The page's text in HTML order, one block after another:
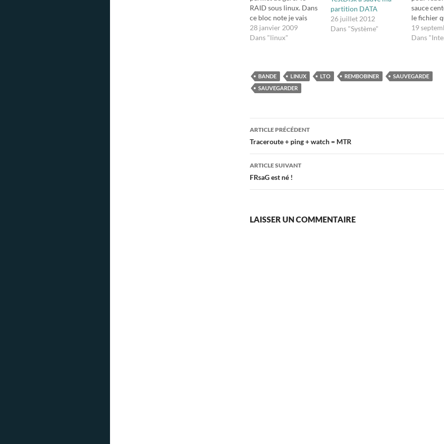
RAID sous linux. Dans
ce bloc note je vais
m'attarder sur l'aspect
monitoring. Pour le
la partition raid ainsi :
mdadm --detail
28 janvier 2009
Dans "linux"
partition DATA
26 juillet 2012
Dans "Système"
sauce
le fichier
contenir
nano
19
Dans
BANDE LINUX LTO REMBOBINER
SAUVEGARDE
SAUVEGARDER
Navigation
des
articles
ARTICLE PRÉCÉDENT
Traceroute + ping + watch = MTR
ARTICLE SUIVANT
FRsaG est né !
LAISSER UN COMMENTAIRE